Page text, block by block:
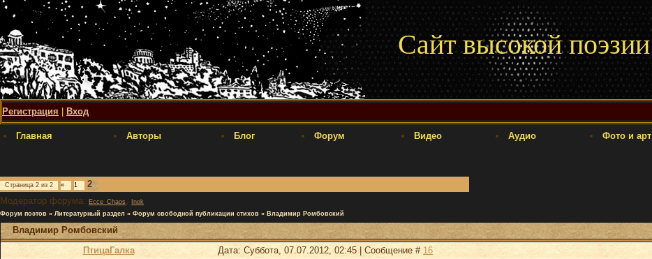
Сайт высокой поэзии
Регистрация Вход
Главная Авторы Блог Форум Видео Аудио Фото и арт
Страница 2 из 2 « 1
2
Модератор форума: Ecce_Chaos ,
Inok
Форум поэтов » Литературный раздел » Форум свободной публикации стихов » Владимир Ромбовский
Владимир Ромбовский
ПтицаГалка
Дата: Суббота, 07.07.2012, 02:45 | Сообщение # 16